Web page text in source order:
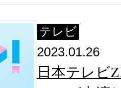
テレビ
2023.01.26
日本テレビ